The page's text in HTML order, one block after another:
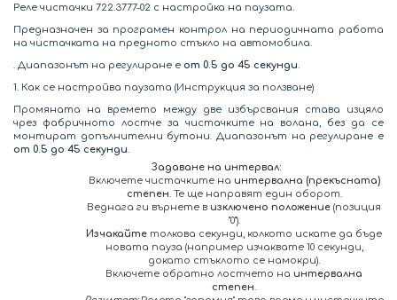
Реле чистачки 722.3777-02 с настройка на паузата.
Предназначен за програмен контрол на периодичната работа
на чистачката на предното стъкло на автомобила.
. Диапазонът на регулиране е от 0.5 до 45 секунди.
1. Как се настройва паузата (Инструкция за ползване)
Промяната на времето между две избърсвания става изцяло
чрез фабричното лостче за чистачките на волана, без да се
монтират допълнителни бутони. Диапазонът на регулиране е
от 0.5 до 45 секунди.
Задаване на интервал:
Включете чистачките на интервална (прекъсната)
степен. Те ще направят един оборот.
Веднага ги върнете в изключено положение (позиция
"0").
Изчакайте толкова секунди, колкото искате да бъде
новата пауза (например изчаквате 10 секунди,
докато стъклото се намокри).
Включете обратно лостчето на интервална
степен.